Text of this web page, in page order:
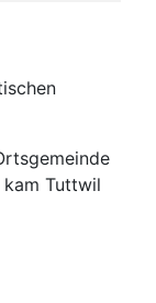
kam Tuttwil